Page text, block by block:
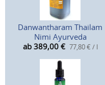
Danwantharam Thailam
Nimi Ayurveda
ab 389,00 € 77,80 € / l